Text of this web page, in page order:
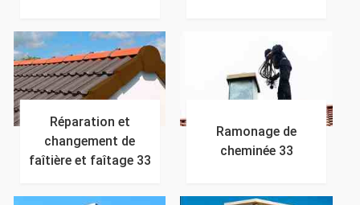
Réparation et
changement de
faîtière et faîtage 33
Ramonage de
cheminée 33